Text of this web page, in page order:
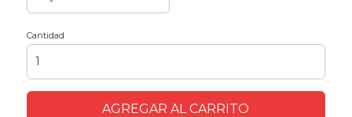
Cantidad
AGREGAR AL CARRITO